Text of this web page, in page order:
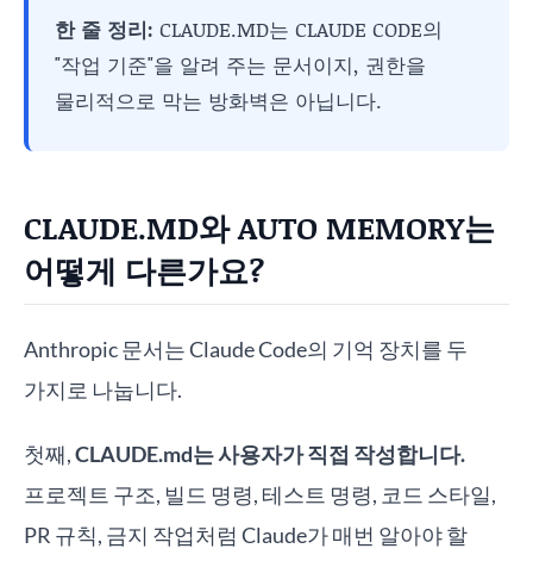
한 줄 정리: CLAUDE.MD는 CLAUDE CODE의
"작업 기준"을 알려 주는 문서이지, 권한을
물리적으로 막는 방화벽은 아닙니다.
CLAUDE.MD와 AUTO MEMORY는
어떻게 다른가요?
Anthropic 문서는 Claude Code의 기억 장치를 두
가지로 나눕니다.
첫째,CLAUDE.md는 사용자가 직접 작성합니다.
프로젝트 구조, 빌드 명령, 테스트 명령, 코드 스타일,
PR 규칙, 금지 작업처럼 Claude가 매번 알아야 할